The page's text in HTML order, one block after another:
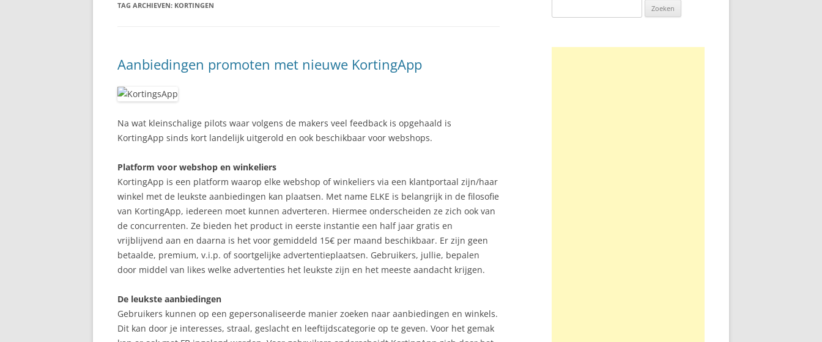
TAG ARCHIEVEN: KORTINGEN
Aanbiedingen promoten met nieuwe KortingApp
Na wat kleinschalige pilots waar volgens de makers veel feedback is opgehaald is
KortingApp sinds kort landelijk uitgerold en ook beschikbaar voor webshops.
Platform voor webshop en winkeliers
KortingApp is een platform waarop elke webshop of winkeliers via een klantportaal zijn/haar
winkel met de leukste aanbiedingen kan plaatsen. Met name ELKE is belangrijk in de filosofie
van KortingApp, iedereen moet kunnen adverteren. Hiermee onderscheiden ze zich ook van
de concurrenten. Ze bieden het product in eerste instantie een half jaar gratis en
vrijblijvend aan en daarna is het voor gemiddeld 15€ per maand beschikbaar. Er zijn geen
betaalde, premium, v.i.p. of soortgelijke advertentieplaatsen. Gebruikers, jullie, bepalen
door middel van likes welke advertenties het leukste zijn en het meeste aandacht krijgen.
De leukste aanbiedingen
Gebruikers kunnen op een gepersonaliseerde manier zoeken naar aanbiedingen en winkels.
Dit kan door je interesses, straal, geslacht en leeftijdscategorie op te geven. Voor het gemak
naar: